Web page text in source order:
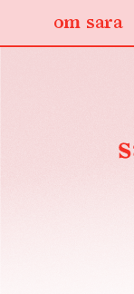
om sara